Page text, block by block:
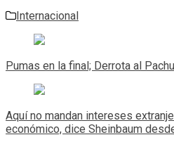
Internacional
Navegación
de
entradas
Pumas en la final; Derrota al
Aquí no mandan intereses
económico, dice Sheinbaum